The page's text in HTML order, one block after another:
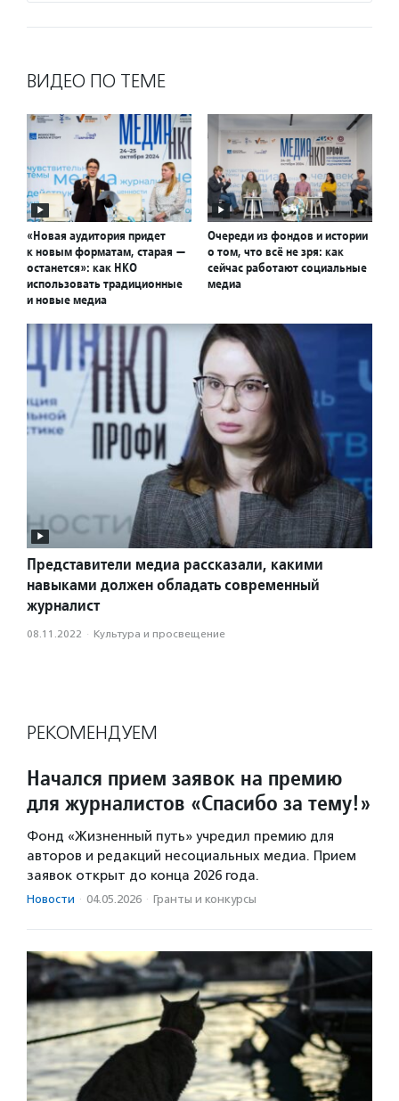
ВИДЕО ПО ТЕМЕ
«Новая аудитория придет
к новым форматам, старая —
останется»: как НКО
использовать традиционные
и новые медиа
Очереди из фондов и истории
о том, что всё не зря: как
сейчас работают социальные
медиа
Представители медиа рассказали, какими
навыками должен обладать современный
журналист
08.11.2022 · Культура и просвещение
РЕКОМЕНДУЕМ
Начался прием заявок на премию
для журналистов «Спасибо за тему!»
Фонд «Жизненный путь» учредил премию для
авторов и редакций несоциальных медиа. Прием
заявок открыт до конца 2026 года.
Новости · 04.05.2026 · Гранты и конкурсы